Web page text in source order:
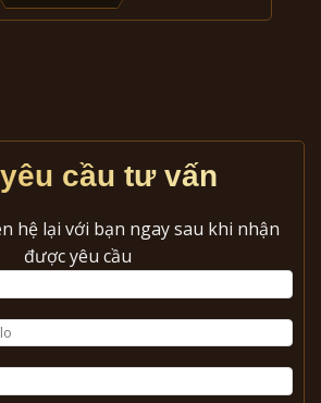
cầu tư vấn
hệ lại với bạn ngay sau khi nhận
được yêu cầu